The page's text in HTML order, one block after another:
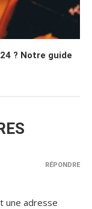
? Notre guide
une adresse
RÉPONDRE